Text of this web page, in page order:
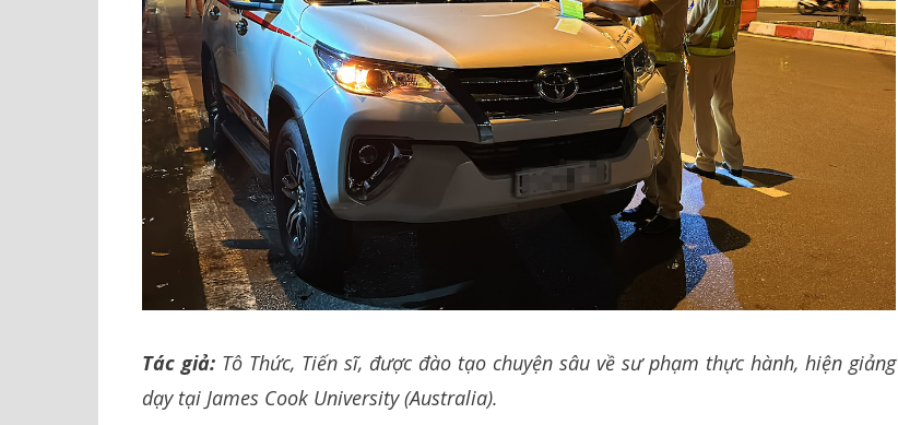
Tác giả:Tô Thức, Tiến sĩ, được đào tạo chuyện sâu về sư phạm thực hành, hiện giảng
dạy tại James Cook University (Australia).